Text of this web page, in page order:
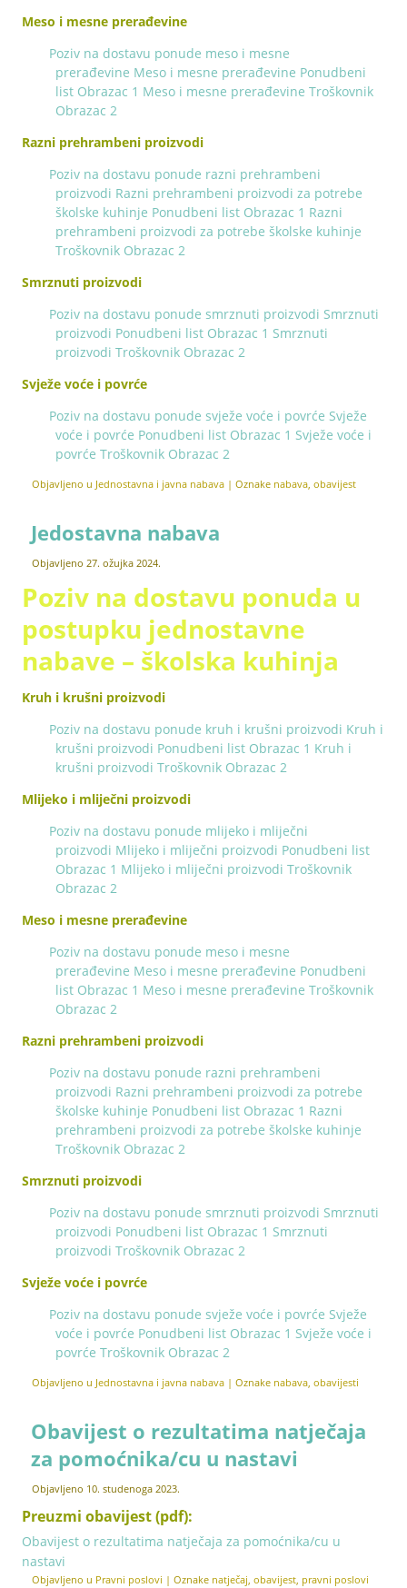
Meso i mesne prerađevine
Poziv na dostavu ponude meso i mesne
prerađevine Meso i mesne prerađevine Ponudbeni
list Obrazac 1 Meso i mesne prerađevine Troškovnik
Obrazac 2
Razni prehrambeni proizvodi
Poziv na dostavu ponude razni prehrambeni
proizvodi Razni prehrambeni proizvodi za potrebe
školske kuhinje Ponudbeni list Obrazac 1 Razni
prehrambeni proizvodi za potrebe školske kuhinje
Troškovnik Obrazac 2
Smrznuti proizvodi
Poziv na dostavu ponude smrznuti proizvodi Smrznuti
proizvodi Ponudbeni list Obrazac 1 Smrznuti
proizvodi Troškovnik Obrazac 2
Svježe voće i povrće
Poziv na dostavu ponude svježe voće i povrće Svježe
voće i povrće Ponudbeni list Obrazac 1 Svježe voće i
povrće Troškovnik Obrazac 2
Objavljeno u Jednostavna i javna nabava |Oznake nabava,obavijest
Jedostavna nabava
Objavljeno 27. ožujka 2024.
Poziv na dostavu ponuda u
postupku jednostavne
nabave – školska kuhinja
Kruh i krušni proizvodi
Poziv na dostavu ponude kruh i krušni proizvodi Kruh i
krušni proizvodi Ponudbeni list Obrazac 1 Kruh i
krušni proizvodi Troškovnik Obrazac 2
Mlijeko i mliječni proizvodi
Poziv na dostavu ponude mlijeko i mliječni
proizvodi Mlijeko i mliječni proizvodi Ponudbeni list
Obrazac 1 Mlijeko i mliječni proizvodi Troškovnik
Obrazac 2
Meso i mesne prerađevine
Poziv na dostavu ponude meso i mesne
prerađevine Meso i mesne prerađevine Ponudbeni
list Obrazac 1 Meso i mesne prerađevine Troškovnik
Obrazac 2
Razni prehrambeni proizvodi
Poziv na dostavu ponude razni prehrambeni
proizvodi Razni prehrambeni proizvodi za potrebe
školske kuhinje Ponudbeni list Obrazac 1 Razni
prehrambeni proizvodi za potrebe školske kuhinje
Troškovnik Obrazac 2
Smrznuti proizvodi
Poziv na dostavu ponude smrznuti proizvodi Smrznuti
proizvodi Ponudbeni list Obrazac 1 Smrznuti
proizvodi Troškovnik Obrazac 2
Svježe voće i povrće
Poziv na dostavu ponude svježe voće i povrće Svježe
voće i povrće Ponudbeni list Obrazac 1 Svježe voće i
povrće Troškovnik Obrazac 2
Objavljeno u Jednostavna i javna nabava |Oznake nabava,obavijesti
Obavijest o rezultatima natječaja
za pomoćnika/cu u nastavi
Objavljeno 10. studenoga 2023.
Preuzmi obavijest (pdf):
Obavijest o rezultatima natječaja za pomoćnika/cu u
nastavi
Objavljeno u Pravni poslovi |Oznake natječaj,obavijest, pravni poslovi